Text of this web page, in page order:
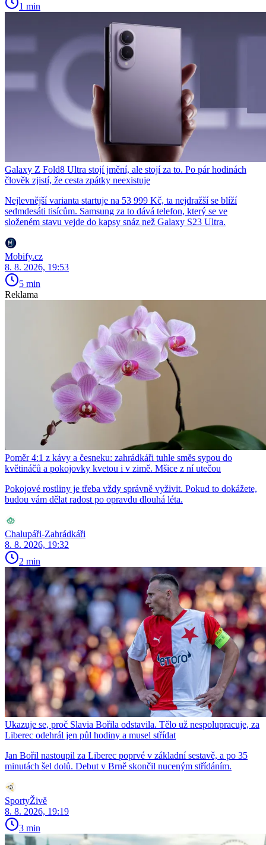
1 min
Galaxy Z Fold8 Ultra stojí jmění, ale stojí za to. Po pár hodinách
člověk zjistí, že cesta zpátky neexistuje
Nejlevnější varianta startuje na 53 999 Kč, ta nejdražší se blíží
sedmdesáti tisícům. Samsung za to dává telefon, který se ve
složeném stavu vejde do kapsy snáz než Galaxy S23 Ultra.
Mobify.cz
8. 8. 2026, 19:53
5 min
Reklama
Poměr 4:1 z kávy a česneku: zahrádkáři tuhle směs sypou do
květináčů a pokojovky kvetou i v zimě. Mšice z ní utečou
Pokojové rostliny je třeba vždy správně vyživit. Pokud to dokážete,
budou vám dělat radost po opravdu dlouhá léta.
Chalupáři-Zahrádkáři
8. 8. 2026, 19:32
2 min
Ukazuje se, proč Slavia Bořila odstavila. Tělo už nespolupracuje, za
Liberec odehrál jen půl hodiny a musel střídat
Jan Bořil nastoupil za Liberec poprvé v základní sestavě, a po 35
minutách šel dolů. Debut v Brně skončil nuceným střídáním.
SportyŽivě
8. 8. 2026, 19:19
3 min